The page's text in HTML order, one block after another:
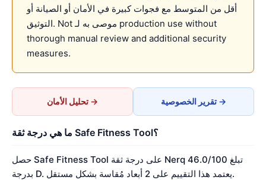
أقل من المتوسط مع فجوات كبيرة في الأمان أو الصيانة أو
التوثيق. Not موصى به لـ production use without
thorough manual review and additional security
measures.
تحليل الأمان → تقرير الخصوصية →
ما هي درجة ثقة Safe Fitness Tool؟
حصل Safe Fitness Tool على درجة ثقة Nerq تبلغ 46.0/100
بدرجة D. يعتمد هذا التقييم على 2 أبعاد مُقاسة بشكل مستقل.